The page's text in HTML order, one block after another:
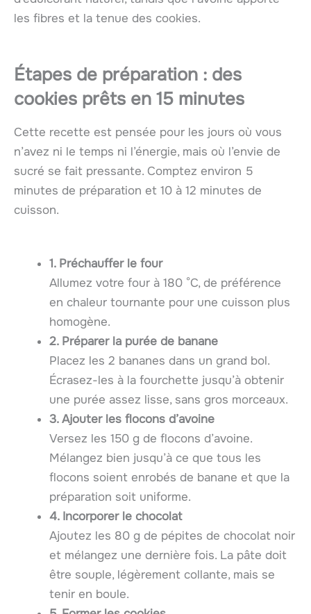
les fibres et la tenue des cookies.
Étapes de préparation : des
cookies prêts en 15 minutes
Cette recette est pensée pour les jours où vous
n’avez ni le temps ni l’énergie, mais où l’envie de
sucré se fait pressante. Comptez environ 5
minutes de préparation et 10 à 12 minutes de
cuisson.
1. Préchauffer le four
Allumez votre four à 180 °C, de préférence
en chaleur tournante pour une cuisson plus
homogène.
2. Préparer la purée de banane
Placez les 2 bananes dans un grand bol.
Écrasez-les à la fourchette jusqu’à obtenir
une purée assez lisse, sans gros morceaux.
3. Ajouter les flocons d’avoine
Versez les 150 g de flocons d’avoine.
Mélangez bien jusqu’à ce que tous les
flocons soient enrobés de banane et que la
préparation soit uniforme.
4. Incorporer le chocolat
Ajoutez les 80 g de pépites de chocolat noir
et mélangez une dernière fois. La pâte doit
être souple, légèrement collante, mais se
tenir en boule.